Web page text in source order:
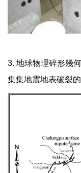
3. 地球物理碎形幾
集集地震地表破裂